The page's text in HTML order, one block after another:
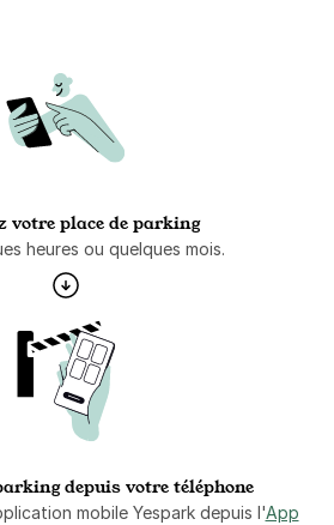
votre place de parking
heures ou quelques mois.
depuis votre téléphone
mobile Yespark depuis l'App